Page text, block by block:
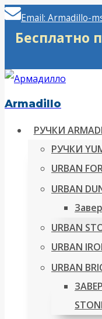
Перейти
Email: Armadillo-
Armadillo
РУЧКИ
РУЧКИ
URBAN
URBAN
URBAN
URBAN
URBAN